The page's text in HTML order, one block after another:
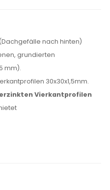
nach hinten)
grundierten
mm).
30x30x1,5mm.
Vierkantprofilen